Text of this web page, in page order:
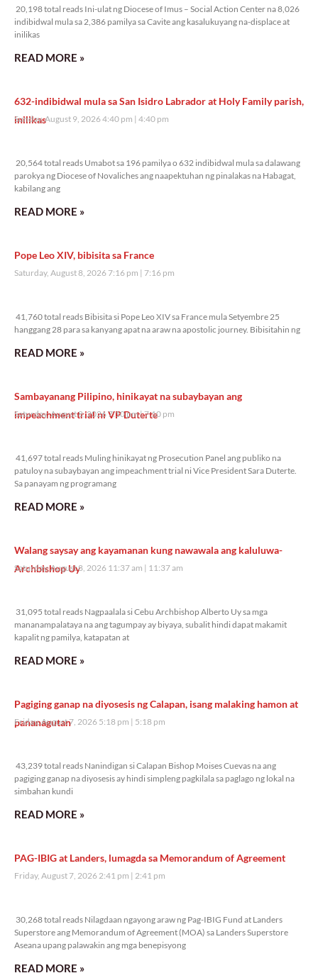
20,198 total reads Ini-ulat ng Diocese of Imus – Social Action Center na 8,026
indibidwal mula sa 2,386 pamilya sa Cavite ang kasalukuyang na-displace at
inilikas
READ MORE »
632-indibidwal mula sa San Isidro Labrador at Holy Family parish,
inilikas
Sunday, August 9, 2026 4:40 pm 4:40 pm
20,564 total reads Umabot sa 196 pamilya o 632 indibidwal mula sa dalawang
parokya ng Diocese of Novaliches ang naapektuhan ng pinalakas na Habagat,
kabilang ang
READ MORE »
Pope Leo XIV, bibisita sa France
Saturday, August 8, 2026 7:16 pm 7:16 pm
41,760 total reads Bibisita si Pope Leo XIV sa France mula Setyembre 25
hanggang 28 para sa kanyang apat na araw na apostolic journey. Bibisitahin ng
READ MORE »
Sambayanang Pilipino, hinikayat na subaybayan ang
impeachment trial ni VP Duterte
Saturday, August 8, 2026 7:10 pm 7:10 pm
41,697 total reads Muling hinikayat ng Prosecution Panel ang publiko na
patuloy na subaybayan ang impeachment trial ni Vice President Sara Duterte.
Sa panayam ng programang
READ MORE »
Walang saysay ang kayamanan kung nawawala ang kaluluwa-
Archbishop Uy
Saturday, August 8, 2026 11:37 am 11:37 am
31,095 total reads Nagpaalala si Cebu Archbishop Alberto Uy sa mga
mananampalataya na ang tagumpay ay biyaya, subalit hindi dapat makamit
kapalit ng pamilya, katapatan at
READ MORE »
Pagiging ganap na diyosesis ng Calapan, isang malaking hamon at
pananagutan
Friday, August 7, 2026 5:18 pm 5:18 pm
43,239 total reads Nanindigan si Calapan Bishop Moises Cuevas na ang
pagiging ganap na diyosesis ay hindi simpleng pagkilala sa paglago ng lokal na
simbahan kundi
READ MORE »
PAG-IBIG at Landers, lumagda sa Memorandum of Agreement
Friday, August 7, 2026 2:41 pm 2:41 pm
30,268 total reads Nilagdaan ngayong araw ng Pag-IBIG Fund at Landers
Superstore ang Memorandum of Agreement (MOA) sa Landers Superstore
Aseana upang palawakin ang mga benepisyong
READ MORE »